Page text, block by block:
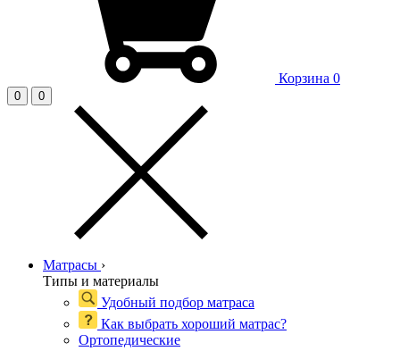
Корзина 0
0 0
Матрасы ›
Типы и материалы
Удобный подбор матраса
Как выбрать хороший матрас?
Ортопедические